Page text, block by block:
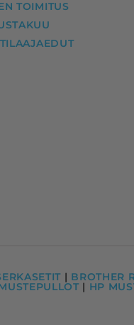
TOIMITUS
| BROTHER
| HP